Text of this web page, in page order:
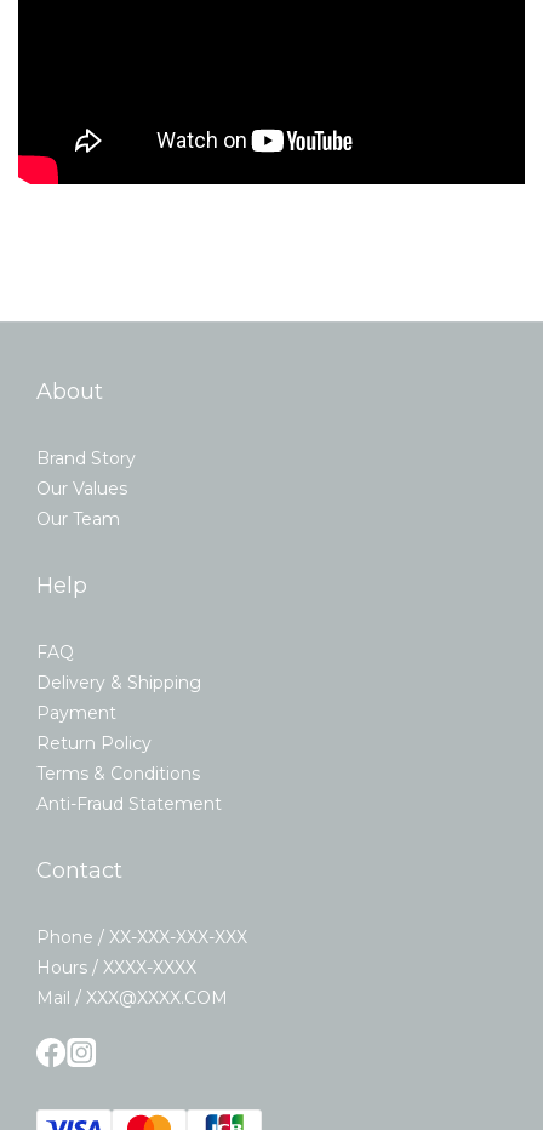
About
Brand Story
Our Values
Our Team
Help
FAQ
Delivery & Shipping
Payment
Return Policy
Terms & Conditions
Anti-Fraud Statement
Contact
Phone / XX-XXX-XXX-XXX
Hours / XXXX-XXXX
Mail / XXX@XXXX.COM